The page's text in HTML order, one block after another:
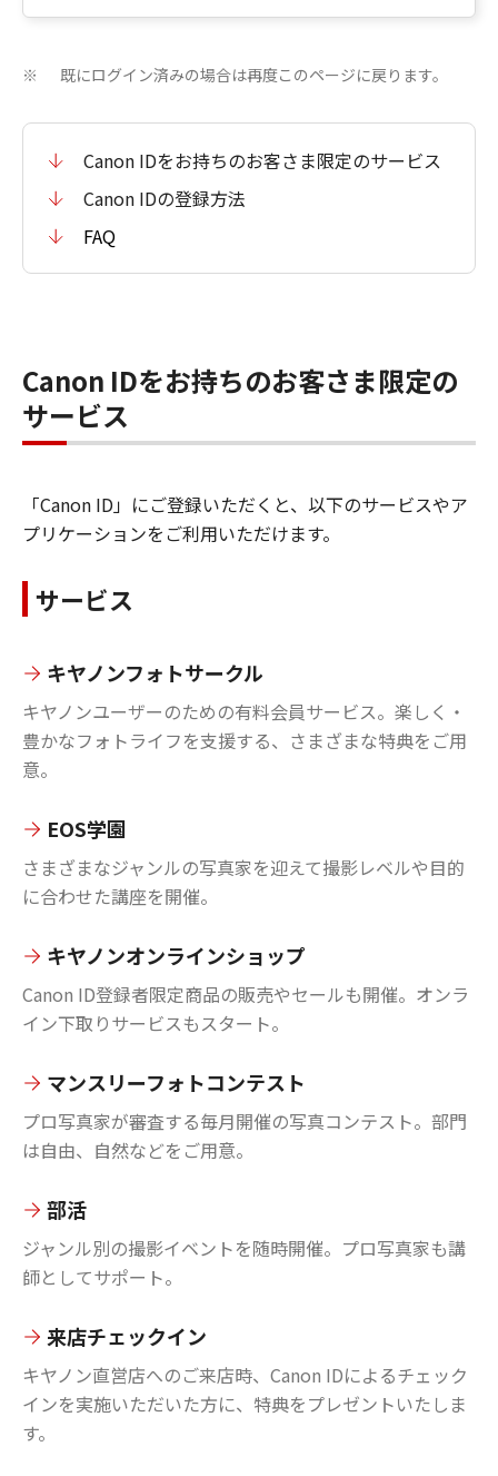
※ 既にログイン済みの場合は再度このページに戻ります。
Canon IDをお持ちのお客さま限定のサービス
Canon IDの登録方法
FAQ
Canon IDをお持ちのお客さま限定の
サービス
「Canon ID」にご登録いただくと、以下のサービスやア
プリケーションをご利用いただけます。
サービス
キヤノンフォトサークル
キヤノンユーザーのための有料会員サービス。楽しく・
豊かなフォトライフを支援する、さまざまな特典をご用
意。
EOS学園
さまざまなジャンルの写真家を迎えて撮影レベルや目的
に合わせた講座を開催。
キヤノンオンラインショップ
Canon ID登録者限定商品の販売やセールも開催。オンラ
イン下取りサービスもスタート。
マンスリーフォトコンテスト
プロ写真家が審査する毎月開催の写真コンテスト。部門
は自由、自然などをご用意。
部活
ジャンル別の撮影イベントを随時開催。プロ写真家も講
師としてサポート。
来店チェックイン
キヤノン直営店へのご来店時、Canon IDによるチェック
インを実施いただいた方に、特典をプレゼントいたしま
す。